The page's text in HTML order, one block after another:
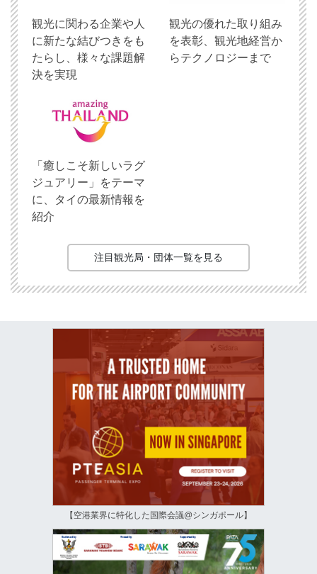
観光に関わる企業や人
に新たな結びつきをも
たらし、様々な課題解
決を実現
観光の優れた取り組み
を表彰、観光地経営か
らテクノロジーまで
「癒しこそ新しいラグ
ジュアリー」をテーマ
に、タイの最新情報を
紹介
注目観光局・団体一覧を見る
【空港業界に特化した国際会議@シンガポール】